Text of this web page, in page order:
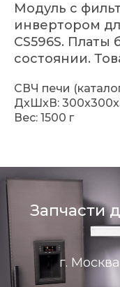
Модуль с
инвертором
CS596S.
состоянии.
СВЧ печи
ДxШxВ:
Вес: 1500 г
Запчасти
г.